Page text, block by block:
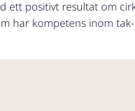
positivt resultat om
har kompetens inom